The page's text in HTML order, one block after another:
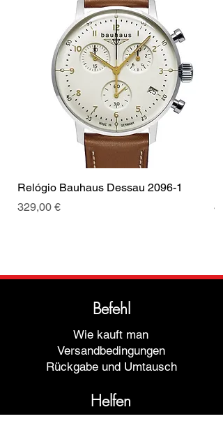
Relógio Bauhaus Dessau 2096-1
Preis
329,00 €
Befehl
Wie kauft man
Versandbedingungen
Rückgabe und Umtausch
Helfen